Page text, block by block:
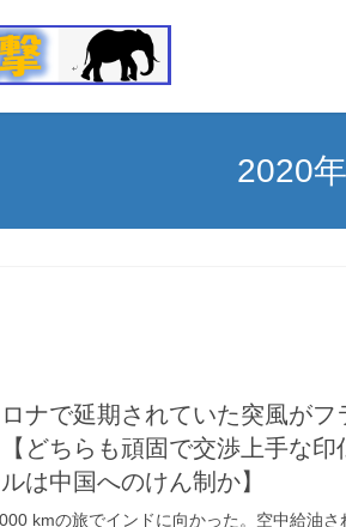
2020
ナで延期されていた突風がフ
どちらも頑固で交渉上手な印
は中国へのけん制か】
kmの旅でインドに向かった。空中給油さ